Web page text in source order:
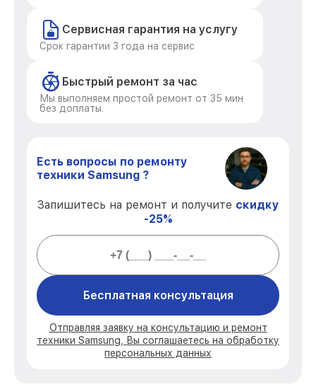
Сервисная гарантия на услугу
Срок гарантии 3 года на сервис
Быстрый ремонт за час
Мы выполняем простой ремонт от 35 мин
без доплаты.
Есть вопросы по ремонту
техники Samsung ?
Запишитесь на ремонт и получите скидку
-25%
Бесплатная консультация
Отправляя заявку на консультацию и ремонт
техники Samsung, Вы соглашаетесь на обработку
персональных данных